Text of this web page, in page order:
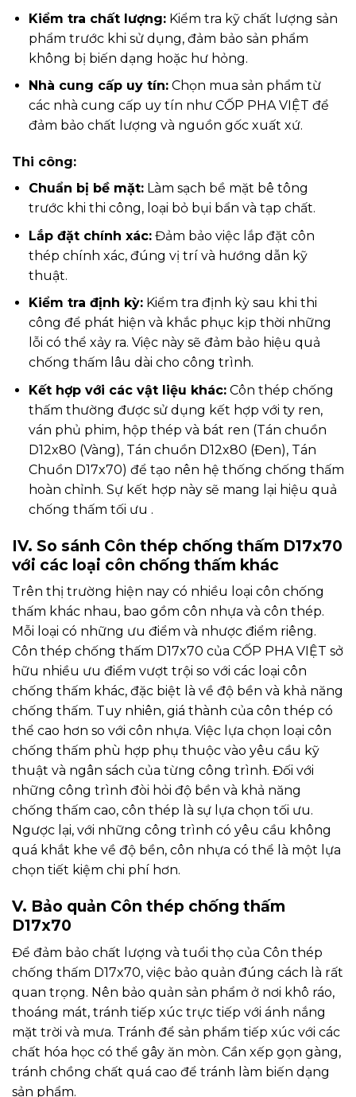
Kiểm tra chất lượng:Kiểm tra kỹ chất lượng sản
phẩm trước khi sử dụng, đảm bảo sản phẩm
không bị biến dạng hoặc hư hỏng.
Nhà cung cấp uy tín:Chọn mua sản phẩm từ
các nhà cung cấp uy tín như CỐP PHA VIỆT để
đảm bảo chất lượng và nguồn gốc xuất xứ.
Thi công:
Chuẩn bị bề mặt:Làm sạch bề mặt bê tông
trước khi thi công, loại bỏ bụi bẩn và tạp chất.
Lắp đặt chính xác:Đảm bảo việc lắp đặt côn
thép chính xác, đúng vị trí và hướng dẫn kỹ
thuật.
Kiểm tra định kỳ:Kiểm tra định kỳ sau khi thi
công để phát hiện và khắc phục kịp thời những
lỗi có thể xảy ra. Việc này sẽ đảm bảo hiệu quả
chống thấm lâu dài cho công trình.
Kết hợp với các vật liệu khác:Côn thép chống
thấm thường được sử dụng kết hợp với ty ren,
ván phủ phim, hộp thép và bát ren (Tán chuồn
D12x80 (Vàng), Tán chuồn D12x80 (Đen), Tán
Chuồn D17x70) để tạo nên hệ thống chống thấm
hoàn chỉnh. Sự kết hợp này sẽ mang lại hiệu quả
chống thấm tối ưu .
IV. So sánh Côn thép chống thấm D17x70
với các loại côn chống thấm khác
Trên thị trường hiện nay có nhiều loại côn chống
thấm khác nhau, bao gồm côn nhựa và côn thép.
Mỗi loại có những ưu điểm và nhược điểm riêng.
Côn thép chống thấm D17x70 của CỐP PHA VIỆT sở
hữu nhiều ưu điểm vượt trội so với các loại côn
chống thấm khác, đặc biệt là về độ bền và khả năng
chống thấm. Tuy nhiên, giá thành của côn thép có
thể cao hơn so với côn nhựa. Việc lựa chọn loại côn
chống thấm phù hợp phụ thuộc vào yêu cầu kỹ
thuật và ngân sách của từng công trình. Đối với
những công trình đòi hỏi độ bền và khả năng
chống thấm cao, côn thép là sự lựa chọn tối ưu.
Ngược lại, với những công trình có yêu cầu không
quá khắt khe về độ bền, côn nhựa có thể là một lựa
chọn tiết kiệm chi phí hơn.
V. Bảo quản Côn thép chống thấm
D17x70
Để đảm bảo chất lượng và tuổi thọ của Côn thép
chống thấm D17x70, việc bảo quản đúng cách là rất
quan trọng. Nên bảo quản sản phẩm ở nơi khô ráo,
thoáng mát, tránh tiếp xúc trực tiếp với ánh nắng
mặt trời và mưa. Tránh để sản phẩm tiếp xúc với các
chất hóa học có thể gây ăn mòn. Cần xếp gọn gàng,
tránh chồng chất quá cao để tránh làm biến dạng
sản phẩm.